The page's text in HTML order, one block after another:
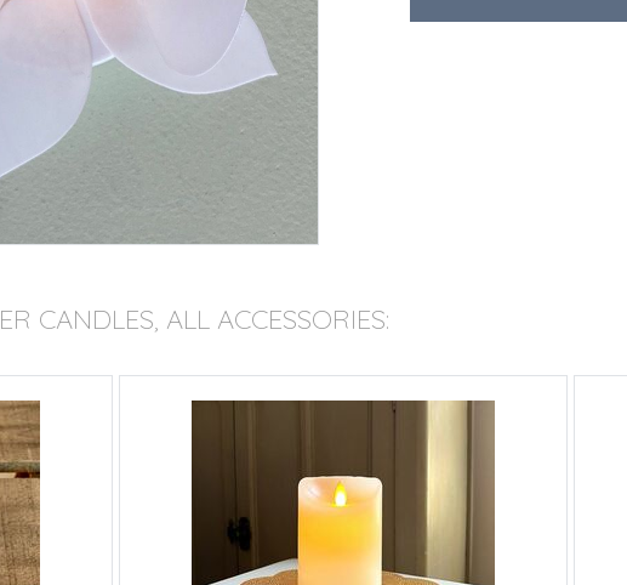
CANDLES, ALL ACCESSORIES: